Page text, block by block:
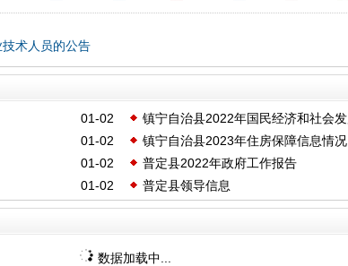
术人员的公告
01-02
镇宁自治县2022年国民经济和社会
01-02
镇宁自治县2023年住房保障信息情况
01-02
普定县2022年政府工作报告
01-02
普定县领导信息
数据加载中...